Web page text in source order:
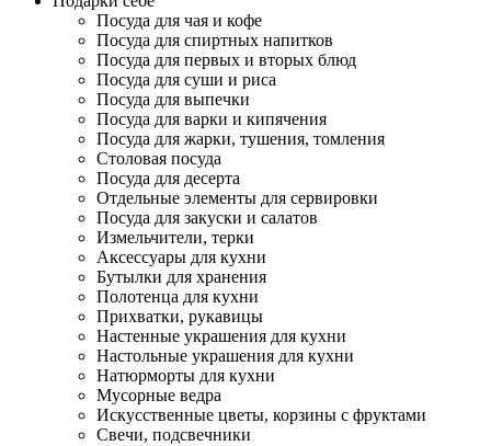
Посуда для чая и кофе
Посуда для спиртных напитков
Посуда для первых и вторых блюд
Посуда для суши и риса
Посуда для выпечки
Посуда для варки и кипячения
Посуда для жарки, тушения, томления
Столовая посуда
Посуда для десерта
Отдельные элементы для сервировки
Посуда для закуски и салатов
Измельчители, терки
Аксессуары для кухни
Бутылки для хранения
Полотенца для кухни
Прихватки, рукавицы
Настенные украшения для кухни
Настольные украшения для кухни
Натюрморты для кухни
Мусорные ведра
Искусственные цветы, корзины с фруктами
Свечи, подсвечники